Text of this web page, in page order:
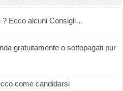
? Ecco alcuni Consigli…
gratuitamente o sottopagati pur
come candidarsi